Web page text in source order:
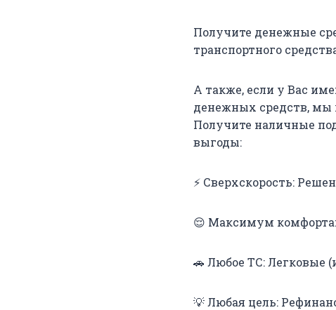
Получите денежные
транспортного
А также, если у Вас
денежных средств, мы
Получите наличные
выгоды:
⚡ Сверхскорость:
😌 Максимум
🚗 Любое ТС: Легковые
💡 Любая цель: